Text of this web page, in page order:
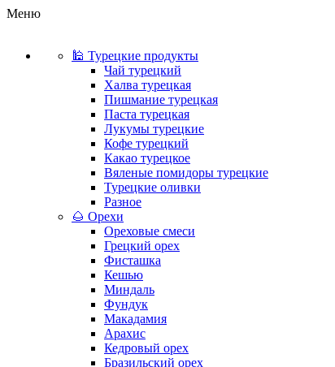
Меню
🕌 Турецкие продукты
Чай турецкий
Халва турецкая
Пишмание турецкая
Паста турецкая
Лукумы турецкие
Кофе турецкий
Какао турецкое
Вяленые помидоры турецкие
Турецкие оливки
Разное
🌰 Орехи
Ореховые смеси
Грецкий орех
Фисташка
Кешью
Миндаль
Фундук
Макадамия
Арахис
Кедровый орех
Бразильский орех